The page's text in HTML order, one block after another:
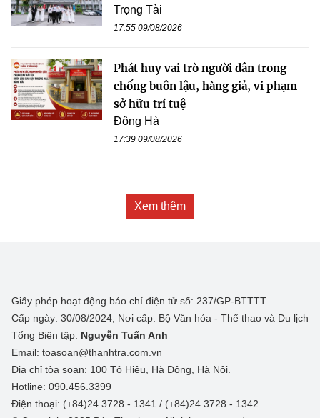
Trọng Tài
17:55 09/08/2026
Phát huy vai trò người dân trong
chống buôn lậu, hàng giả, vi phạm
sở hữu trí tuệ
Đông Hà
17:39 09/08/2026
Xem thêm
Giấy phép hoạt động báo chí điện tử số: 237/GP-BTTTT
Cấp ngày: 30/08/2024; Nơi cấp: Bộ Văn hóa - Thể thao và Du lịch
Tổng Biên tập: Nguyễn Tuấn Anh
Email: toasoan@thanhtra.com.vn
Địa chỉ tòa soạn: 100 Tô Hiệu, Hà Đông, Hà Nội.
Hotline: 090.456.3399
Điện thoại: (+84)24 3728 - 1341 / (+84)24 3728 - 1342